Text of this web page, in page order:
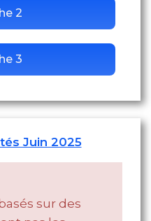
2
3
Juin 2025
sur des